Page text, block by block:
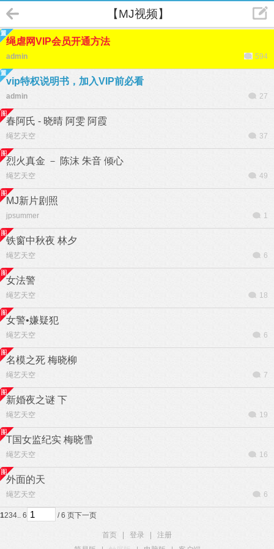
【MJ视频】
绳虐网VIP会员开通方法
admin 594
vip特权说明书，加入VIP前必看
admin 27
春阿氏 - 晓晴 阿雯 阿霞
绳艺天空 37
烈火真金 － 陈沫 朱音 倾心
绳艺天空 49
MJ新片剧照
jpsummer 1
铁窗中秋夜 林夕
绳艺天空 6
女法警
绳艺天空 18
女警•嫌疑犯
绳艺天空 6
名模之死 梅晓柳
绳艺天空 7
新婚夜之谜 下
绳艺天空 19
T国女监纪实 梅晓雪
绳艺天空 16
外面的天
绳艺天空 6
1234.. 6 / 6 页下一页
首页 登录
注册